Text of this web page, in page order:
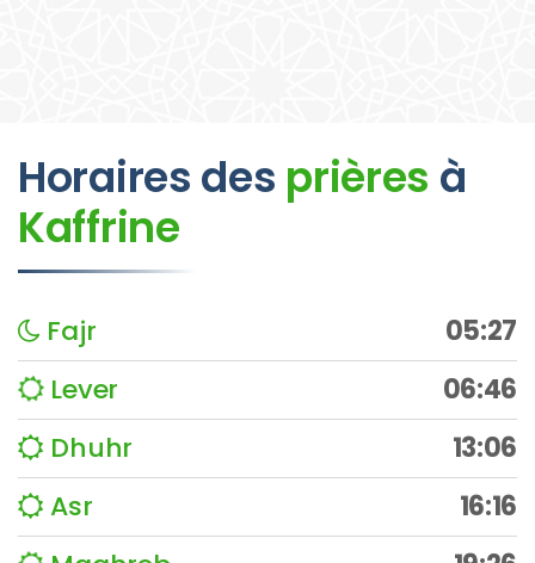
Horaires des prières à
Kaffrine
Fajr
05:27
Lever
06:46
Dhuhr
13:06
Asr
16:16